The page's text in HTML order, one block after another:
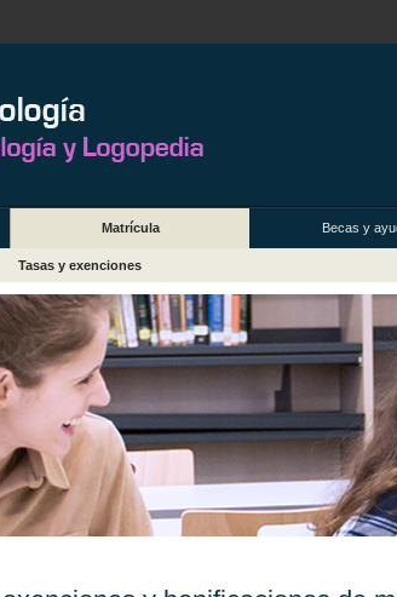
Matrícula Becas y
Tasas y exenciones